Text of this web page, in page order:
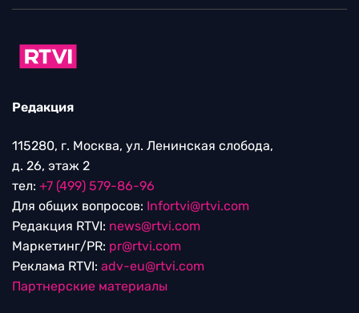
Редакция
115280, г. Москва, ул. Ленинская слобода,
д. 26, этаж 2
тел: +7 (499) 579-86-96
Для общих вопросов: Infortvi@rtvi.com
Редакция RTVI: news@rtvi.com
Маркетинг/PR: pr@rtvi.com
Реклама RTVI: adv-eu@rtvi.com
Партнерские материалы